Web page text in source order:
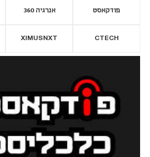
פודקאסט אנרגיה 360
CTECH
XIMUSNXT
חדשה